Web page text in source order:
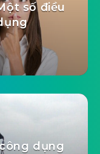
số điều
dụng